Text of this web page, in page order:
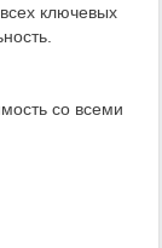
ключевых
со всеми